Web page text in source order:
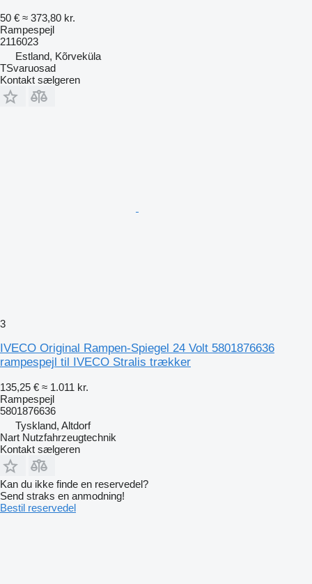
50 € ≈ 373,80 kr.
Rampespejl
2116023
Estland, Kõrveküla
TSvaruosad
Kontakt sælgeren
3
IVECO Original Rampen-Spiegel 24 Volt 5801876636
rampespejl til IVECO Stralis trækker
135,25 € ≈ 1.011 kr.
Rampespejl
5801876636
Tyskland, Altdorf
Nart Nutzfahrzeugtechnik
Kontakt sælgeren
Kan du ikke finde en reservedel?
Send straks en anmodning!
Bestil reservedel